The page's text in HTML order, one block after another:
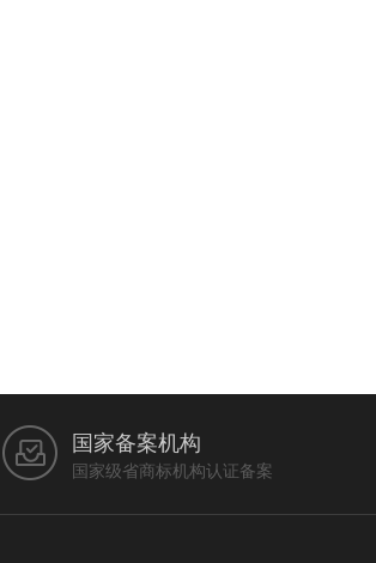
国家备案机构
国家级省商标机构认证备案